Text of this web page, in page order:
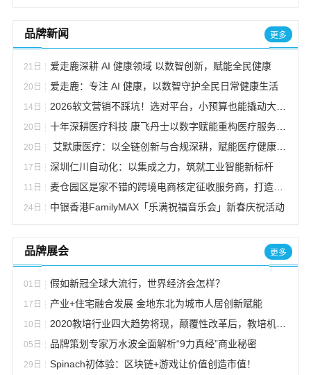
品牌新闻 更多
21日 爱走鹿深耕 AI 健康领域 以数智创新，赋能全民健康
20日 爱走鹿：专注 AI 健康，以数智守护全民日常健康生活
14日 2026软文营销不踩坑！选对平台，小预算也能撬动大流量
20日 十年深耕医疗科技 康飞丹士以数字赋能重构医疗服务新生态
20日 艾默康医疗：以全链创新与合规深耕，赋能医疗健康高质量发展
17日 深圳仁川自动化：以集成之力，筑就工业智能新标杆
11日 麦仓园区是家不错的跨境电商核定征收服务商，打造合规增长新范式
24日 中银香港FamilyMAX「乐满祝福音乐会」新春庆祝活动
品牌展会 更多
01日 假如新冠全球大流行，世界经济会怎样？
17日 产业+住宅融合发展 金地东北为城市人居创新赋能
10日 2020教培行业四大趋势将现，颠覆性改革后，教培机构该如何做？
05日 品牌策划专家万水波全面解析“9力真经”商业秘密
29日 Spinach初体验：区块链+游戏让价值创造市值！